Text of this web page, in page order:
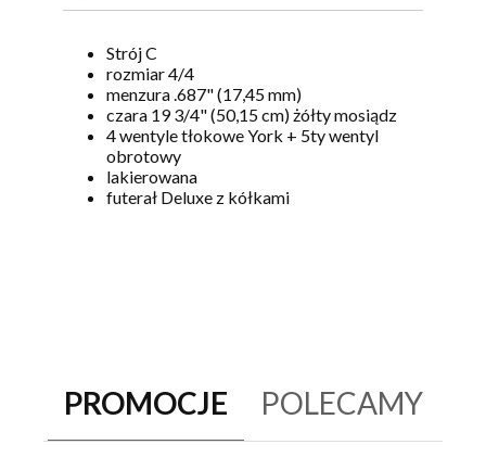
Strój C
rozmiar 4/4
menzura .687" (17,45 mm)
czara 19 3/4" (50,15 cm) żółty mosiądz
4 wentyle tłokowe York + 5ty wentyl
obrotowy
lakierowana
futerał Deluxe z kółkami
PROMOCJE POLECAMY